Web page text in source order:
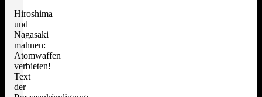
Hiroshima
und
Nagasaki
mahnen:
Atomwaffen
verbieten!
Text
der